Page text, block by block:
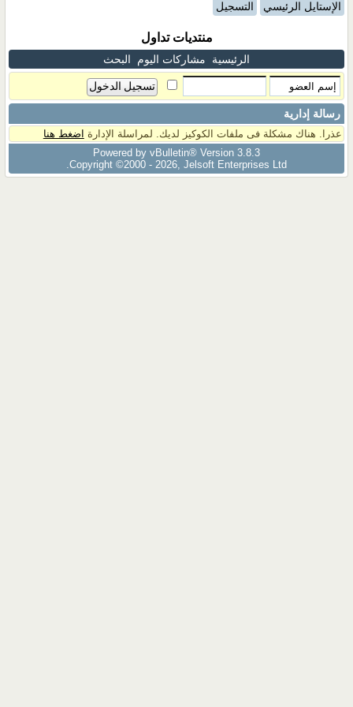
الإستايل الرئيسي التسجيل
منتديات تداول
الرئيسية مشاركات اليوم البحث
رسالة إدارية
عذرا. هناك مشكلة فى ملفات الكوكيز لديك. لمراسلة الإدارة اضغط هنا
Powered by vBulletin® Version 3.8.3
Copyright ©2000 - 2026, Jelsoft Enterprises Ltd.